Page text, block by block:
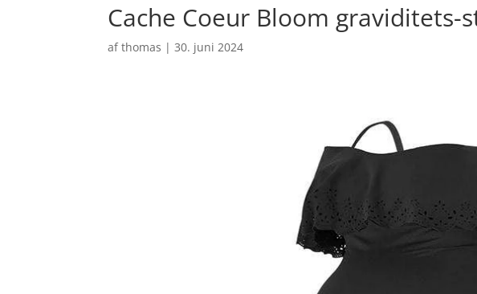
Cache Coeur Bloom graviditets-
afthomas |30. juni 2024